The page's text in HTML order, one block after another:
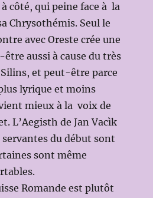
côté, qui peine face à la
Chrysothémis. Seul le
avec Oreste crée une
aussi à cause du très
et peut-être parce
lyrique et moins
mieux à la voix de
L’Aegisth de Jan Vacìk
du début sont
sont même
Romande est plutôt